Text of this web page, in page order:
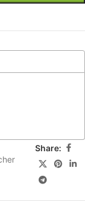
Share: